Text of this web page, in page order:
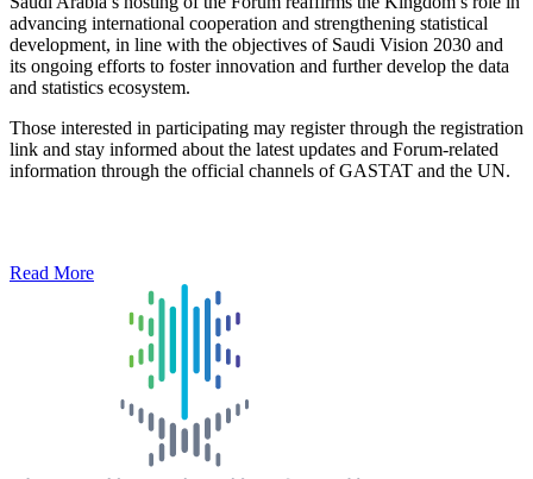
advancing international cooperation and strengthening statistical
development, in line with the objectives of Saudi Vision 2030 and
its ongoing efforts to foster innovation and further develop the data
and statistics ecosystem.
Those interested in participating may register through the registration
link and stay informed about the latest updates and Forum-related
information through the official channels of GASTAT and the UN.
Read More